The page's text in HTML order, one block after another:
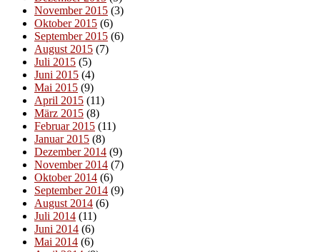
November 2015 (3)
Oktober 2015 (6)
September 2015 (6)
August 2015 (7)
Juli 2015 (5)
Juni 2015 (4)
Mai 2015 (9)
April 2015 (11)
März 2015 (8)
Februar 2015 (11)
Januar 2015 (8)
Dezember 2014 (9)
November 2014 (7)
Oktober 2014 (6)
September 2014 (9)
August 2014 (6)
Juli 2014 (11)
Juni 2014 (6)
Mai 2014 (6)